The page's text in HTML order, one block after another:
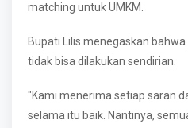
matching untuk UMKM.
Bupati Lilis menegaskan
tidak bisa dilakukan sendirian.
"Kami menerima setiap saran
selama itu baik. Nantinya,